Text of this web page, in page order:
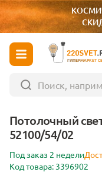
ГИПЕРМАРКЕТ
Потолочный
52100/54/02
Под заказ 2 недели
Код товара: 3396902